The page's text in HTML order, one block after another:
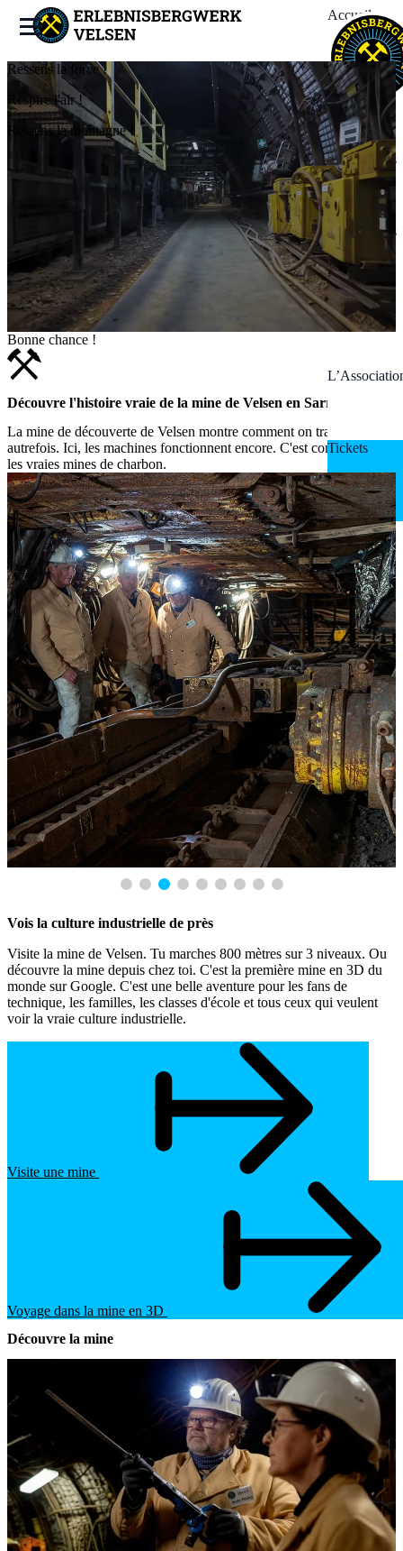
Accueil
La Mine
Expériences
Événements
News
Tickets
Ressens la force !
Respire l'air !
Ressens la montagne !
Bonne chance !
Découvre l'histoire vraie de la mine de Velsen en Sarre
La mine de découverte de Velsen montre comment on travaillait
autrefois. Ici, les machines fonctionnent encore. C'est comme dans
les vraies mines de charbon.
Vois la culture industrielle de près
Visite la mine de Velsen. Tu marches 800 mètres sur 3 niveaux. Ou
découvre la mine depuis chez toi. C'est la première mine en 3D du
monde sur Google. C'est une belle aventure pour les fans de
technique, les familles, les classes d'école et tous ceux qui veulent
voir la vraie culture industrielle.
Visite une mine
Voyage dans la mine en 3D
Découvre la mine